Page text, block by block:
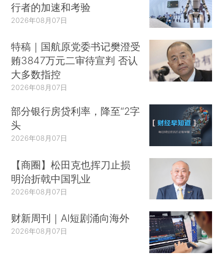
行者的加速和考验
2026年08月07日
特稿｜国航原党委书记樊澄受
贿3847万元二审待宣判 否认
大多数指控
2026年08月07日
部分银行房贷利率，降至“2字
头
2026年08月07日
【商圈】松田克也挥刀止损
明治折戟中国乳业
2026年08月07日
财新周刊｜AI短剧涌向海外
2026年08月07日